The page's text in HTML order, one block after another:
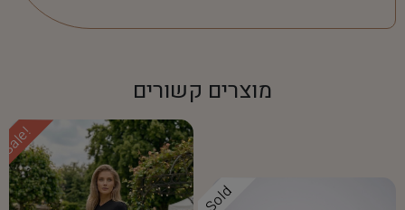
מוצרים קשורים
Sold